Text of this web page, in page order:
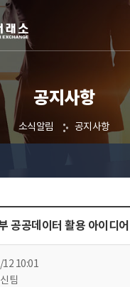
공지사항
소식알림 공지사항
공공데이터 활용 아이디
10:01
팀